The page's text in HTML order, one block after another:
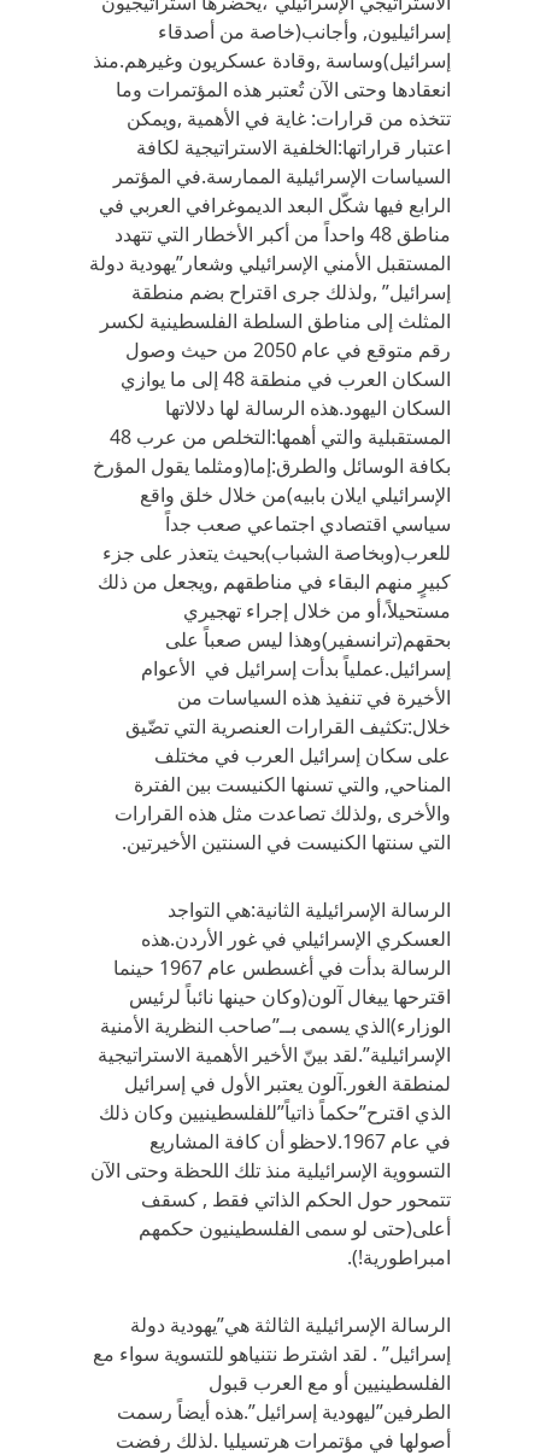
إسرائيليون, وأجانب(خاصة من أصدقاء
إسرائيل)وساسة ,وقادة عسكريون وغيرهم.منذ
انعقادها وحتى الآن تُعتبر هذه المؤتمرات وما
تتخذه من قرارات: غاية في الأهمية ,ويمكن
اعتبار قراراتها:الخلفية الاستراتيجية لكافة
السياسات الإسرائيلية الممارسة.في المؤتمر
الرابع فيها شكّل البعد الديموغرافي العربي في
مناطق 48 واحداً من أكبر الأخطار التي تتهدد
المستقبل الأمني الإسرائيلي وشعار”يهودية دولة
إسرائيل” ,ولذلك جرى اقتراح بضم منطقة
المثلث إلى مناطق السلطة الفلسطينية لكسر
رقم متوقع في عام 2050 من حيث وصول
السكان العرب في منطقة 48 إلى ما يوازي
السكان اليهود.هذه الرسالة لها دلالاتها
المستقبلية والتي أهمها:التخلص من عرب 48
بكافة الوسائل والطرق:إما(ومثلما يقول المؤرخ
الإسرائيلي ايلان بابيه)من خلال خلق واقع
سياسي اقتصادي اجتماعي صعب جداً
للعرب(وبخاصة الشباب)بحيث يتعذر على جزء
كبيرٍ منهم البقاء في مناطقهم ,ويجعل من ذلك
مستحيلاً،أو من خلال إجراء تهجيري
بحقهم(ترانسفير)وهذا ليس صعباً على
إسرائيل.عملياً بدأت إسرائيل في الأعوام
الأخيرة في تنفيذ هذه السياسات من
خلال:تكثيف القرارات العنصرية التي تضّيق
على سكان إسرائيل العرب في مختلف
المناحي, والتي تسنها الكنيست بين الفترة
والأخرى ,ولذلك تصاعدت مثل هذه القرارات
التي سنتها الكنيست في السنتين الأخيرتين.
الرسالة الإسرائيلية الثانية:هي التواجد
العسكري الإسرائيلي في غور الأردن.هذه
الرسالة بدأت في أغسطس عام 1967 حينما
اقترحها ييغال آلون(وكان حينها نائباً لرئيس
الوزارء)الذي يسمى بــ”صاحب النظرية الأمنية
الإسرائيلية”.لقد بينّ الأخير الأهمية الاستراتيجية
لمنطقة الغور.آلون يعتبر الأول في إسرائيل
الذي اقترح”حكماً ذاتياً”للفلسطينيين وكان ذلك
في عام 1967.لاحظو أن كافة المشاريع
التسووية الإسرائيلية منذ تلك اللحظة وحتى الآن
تتمحور حول الحكم الذاتي فقط , كسقف
أعلى(حتى لو سمى الفلسطينيون حكمهم
امبراطورية!).
الرسالة الإسرائيلية الثالثة هي”يهودية دولة
إسرائيل” . لقد اشترط نتنياهو للتسوية سواء مع
الفلسطينيين أو مع العرب قبول
الطرفين”ليهودية إسرائيل”.هذه أيضاً رسمت
أصولها في مؤتمرات هرتسيليا .لذلك رفضت